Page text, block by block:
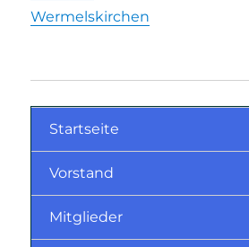
Wermelskirchen
Startseite
Vorstand
Mitglieder